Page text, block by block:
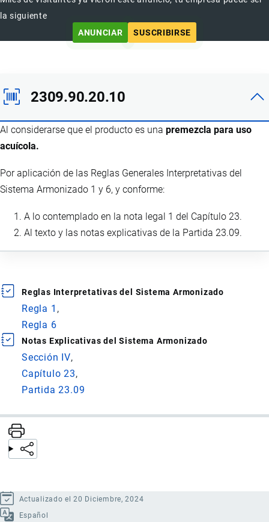
la siguiente
ANUNCIAR
SUSCRIBIRSE
2309.90.20.10
Al considerarse que el producto es una premezcla para uso
acuícola.
Por aplicación de las Reglas Generales Interpretativas del
Sistema Armonizado 1 y 6, y conforme:
A lo contemplado en la nota legal 1 del Capítulo 23.
Al texto y las notas explicativas de la Partida 23.09.
Reglas Interpretativas del Sistema Armonizado
Regla 1
Regla 6
Notas Explicativas del Sistema Armonizado
Sección IV
Capítulo 23
Partida 23.09
Actualizado el 20 Diciembre, 2024
Español